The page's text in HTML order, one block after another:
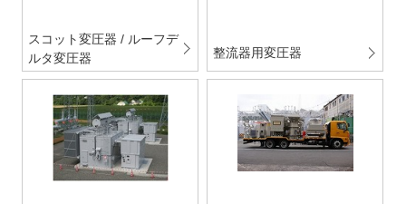
スコット変圧器 / ルーフデ
ルタ変圧器
整流器用変圧器